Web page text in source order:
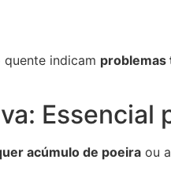
indicam problemas
Essencial
acúmulo de poeira ou